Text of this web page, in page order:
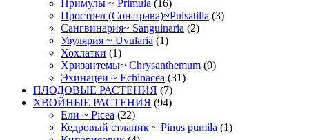
Примулы ~ Primula (16)
Прострел (Сон-трава)~Pulsatilla (3)
Сангвинария~ Sanguinaria (2)
Увулярия ~ Uvularia (1)
Хохлатки (1)
Хризантемы~ Chrysanthemum (9)
Эхинацеи ~ Echinacea (31)
ПЛОДОВЫЕ РАСТЕНИЯ (7)
ХВОЙНЫЕ РАСТЕНИЯ (94)
Ели ~ Picea (22)
Кедровый стланик ~ Pinus pumila (1)